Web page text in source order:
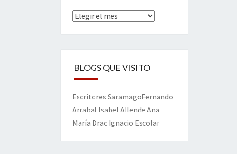
Archivos
BLOGS QUE VISITO
Escritores SaramagoFernando
Arrabal Isabel Allende Ana
María Drac Ignacio Escolar